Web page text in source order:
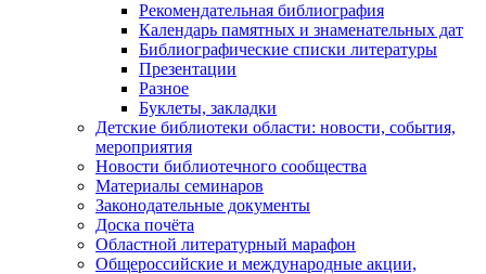
Рекомендательная библиография
Календарь памятных и знаменательных дат
Библиографические списки литературы
Презентации
Разное
Буклеты, закладки
Детские библиотеки области: новости, события,
мероприятия
Новости библиотечного сообщества
Материалы семинаров
Законодательные документы
Доска почёта
Областной литературный марафон
Общероссийские и международные акции,